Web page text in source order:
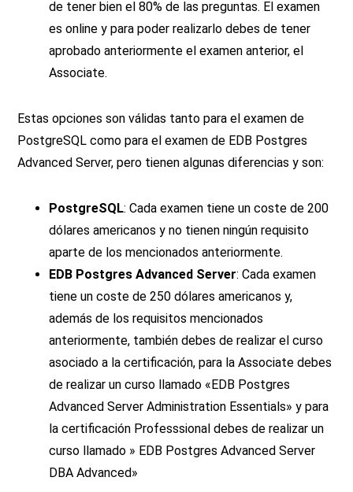
de tener bien el 80% de las preguntas. El examen
es online y para poder realizarlo debes de tener
aprobado anteriormente el examen anterior, el
Associate.
Estas opciones son válidas tanto para el examen de
PostgreSQL como para el examen de EDB Postgres
Advanced Server, pero tienen algunas diferencias y son:
PostgreSQL: Cada examen tiene un coste de 200
dólares americanos y no tienen ningún requisito
aparte de los mencionados anteriormente.
EDB Postgres Advanced Server: Cada examen
tiene un coste de 250 dólares americanos y,
además de los requisitos mencionados
anteriormente, también debes de realizar el curso
asociado a la certificación, para la Associate debes
de realizar un curso llamado «EDB Postgres
Advanced Server Administration Essentials» y para
la certificación Professsional debes de realizar un
curso llamado » EDB Postgres Advanced Server
DBA Advanced»